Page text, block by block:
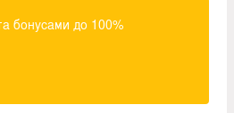
бонусами до 100%